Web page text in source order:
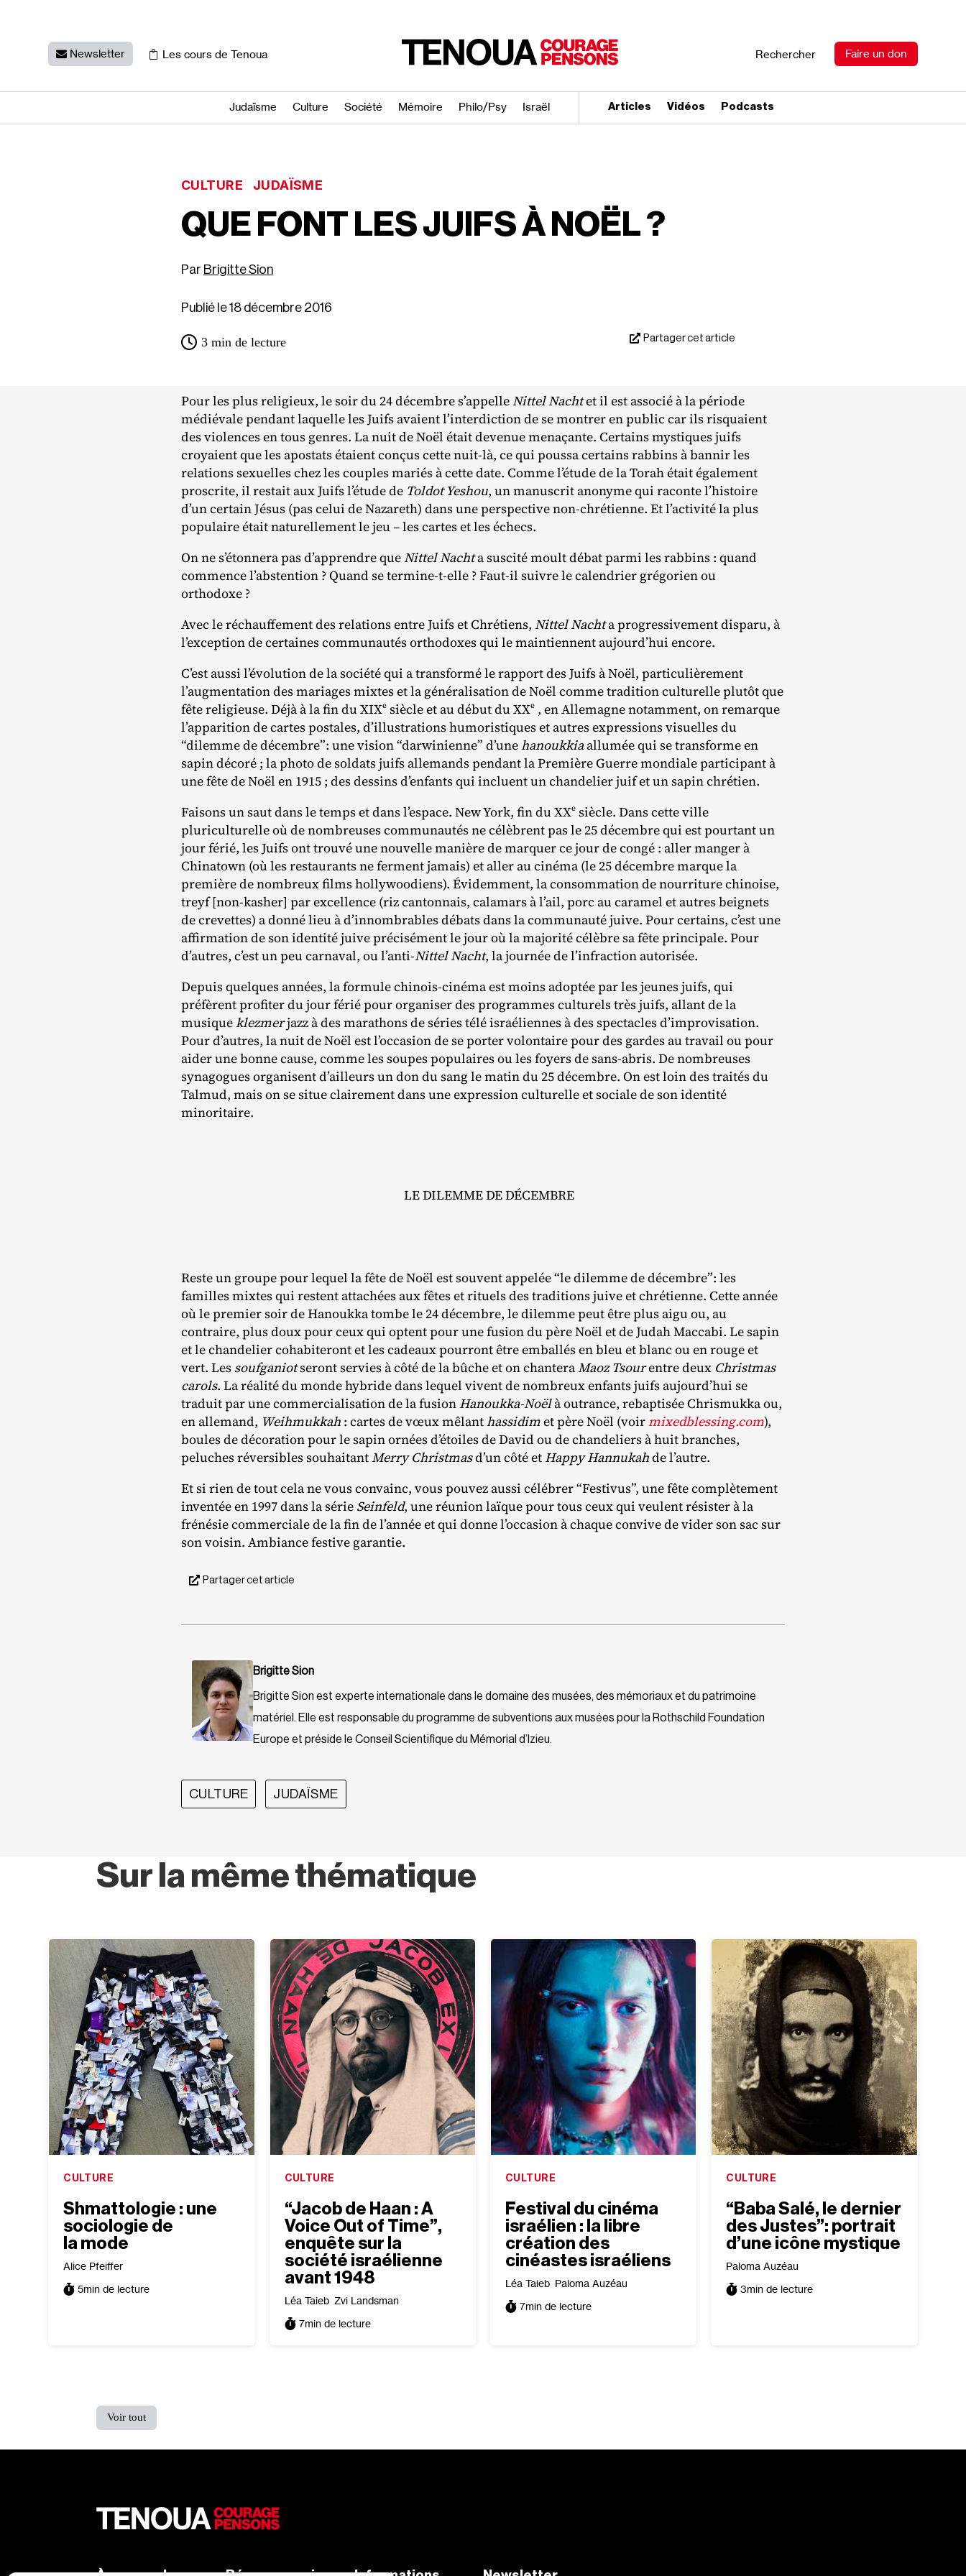
Newsletter Les cours de Tenoua Rechercher Faire un don
Judaïsme Culture Société Mémoire Philo/​Psy Israël Articles Vidéos Podcasts
CULTURE JUDAÏSME
QUE FONT LES JUIFS À NOËL ?
Brigitte Sion
Publié le 18 décembre 2016
3 min de lecture Partager cet article
Pour les plus religieux, le soir du 24 décembre s’appelleNittel Nachtet il est associé à la période
médiévale pendant laquelle les Juifs avaient l’interdiction de se montrer en public car ils risquaient
des violences en tous genres. La nuit de Noël était devenue menaçante. Certains mystiques juifs
croyaient que les apostats étaient conçus cette nuit‐​là, ce qui poussa certains rabbins à bannir les
relations sexuelles chez les couples mariés à cette date. Comme l’étude de la Torah était également
proscrite, il restait aux Juifs l’étude de Toldot Yeshou, un manuscrit anonyme qui raconte l’histoire
d’un certain Jésus (pas celui de Nazareth) dans une perspective non‐​chrétienne. Et l’activité la plus
populaire était naturellement le jeu – les cartes et les échecs.
On ne s’étonnera pas d’apprendre queNittel Nachta suscité moult débat parmi les rabbins : quand
commence l’abstention ? Quand se termine‐​t‐​elle ? Faut‐​il suivre le calendrier grégorien ou
orthodoxe ?
Avec le réchauffement des relations entre Juifs et Chrétiens, Nittel Nachta progressivement disparu, à
l’exception de certaines communautés orthodoxes qui le maintiennent aujourd’hui encore.
C’est aussi l’évolution de la société qui a transformé le rapport des Juifs à Noël, particulièrement
l’augmentation des mariages mixtes et la généralisation de Noël comme tradition culturelle plutôt que
fête religieuse. Déjà à la fin du XIXe siècle et au début du XXe , en Allemagne notamment, on remarque
l’apparition de cartes postales, d’illustrations humoristiques et autres expressions visuelles du
“dilemme de décembre”: une vision “darwinienne” d’unehanoukkiaallumée qui se transforme en
sapin décoré ; la photo de soldats juifs allemands pendant la Première Guerre mondiale participant à
une fête de Noël en 1915 ; des dessins d’enfants qui incluent un chandelier juif et un sapin chrétien.
Faisons un saut dans le temps et dans l’espace. New York, fin du XXe siècle. Dans cette ville
pluriculturelle où de nombreuses communautés ne célèbrent pas le 25 décembre qui est pourtant un
jour férié, les Juifs ont trouvé une nouvelle manière de marquer ce jour de congé : aller manger à
Chinatown (où les restaurants ne ferment jamais) et aller au cinéma (le 25 décembre marque la
première de nombreux films hollywoodiens). Évidemment, la consommation de nourriture chinoise,
treyf [non‐​kasher] par excellence (riz cantonnais, calamars à l’ail, porc au caramel et autres beignets
de crevettes) a donné lieu à d’innombrables débats dans la communauté juive. Pour certains, c’est une
affirmation de son identité juive précisément le jour où la majorité célèbre sa fête principale. Pour
d’autres, c’est un peu carnaval, ou l’anti-Nittel Nacht, la journée de l’infraction autorisée.
Depuis quelques années, la formule chinois‐​cinéma est moins adoptée par les jeunes juifs, qui
préfèrent profiter du jour férié pour organiser des programmes culturels très juifs, allant de la
musiqueklezmerjazz à des marathons de séries télé israéliennes à des spectacles d’improvisation.
Pour d’autres, la nuit de Noël est l’occasion de se porter volontaire pour des gardes au travail ou pour
aider une bonne cause, comme les soupes populaires ou les foyers de sans‐​abris. De nombreuses
synagogues organisent d’ailleurs un don du sang le matin du 25 décembre. On est loin des traités du
Talmud, mais on se situe clairement dans une expression culturelle et sociale de son identité
minoritaire.
LE DILEMME DE DÉCEMBRE
Reste un groupe pour lequel la fête de Noël est souvent appelée “le dilemme de décembre”: les
familles mixtes qui restent attachées aux fêtes et rituels des traditions juive et chrétienne. Cette année
où le premier soir de Hanoukka tombe le 24 décembre, le dilemme peut être plus aigu ou, au
contraire, plus doux pour ceux qui optent pour une fusion du père Noël et de Judah Maccabi. Le sapin
et le chandelier cohabiteront et les cadeaux pourront être emballés en bleu et blanc ou en rouge et
vert. Les soufganiotseront servies à côté de la bûche et on chanteraMaoz Tsourentre deux Christmas
carols. La réalité du monde hybride dans lequel vivent de nombreux enfants juifs aujourd’hui se
traduit par une commercialisation de la fusionHanoukka-Noëlà outrance, rebaptisée Chrismukka ou,
en allemand, Weihmukkah : cartes de vœux mêlanthassidimet père Noël (voirmixedblessing.com),
boules de décoration pour le sapin ornées d’étoiles de David ou de chandeliers à huit branches,
peluches réversibles souhaitantMerry Christmasd’un côté etHappy Hannukahde l’autre.
Et si rien de tout cela ne vous convainc, vous pouvez aussi célébrer “Festivus”, une fête complètement
inventée en 1997 dans la série Seinfeld, une réunion laïque pour tous ceux qui veulent résister à la
frénésie commerciale de la fin de l’année et qui donne l’occasion à chaque convive de vider son sac sur
son voisin. Ambiance festive garantie.
Partager cet article
Brigitte Sion
Brigitte Sion est experte internationale dans le domaine des musées, des mémoriaux et du patrimoine
matériel. Elle est responsable du programme de subventions aux musées pour la Rothschild Foundation
Europe et préside le Conseil Scientifique du Mémorial d’Izieu.
CULTURE JUDAÏSME
Sur la même thématique
CULTURE
Shmattologie : une
sociologie de
la mode
Alice Pfeiffer
5min de lecture
CULTURE
“Jacob de Haan : A
Voice Out of Time”,
enquête sur la
société israélienne
avant 1948
Léa Taieb Zvi Landsman
7min de lecture
CULTURE
Festival du cinéma
israélien : la libre
création des
cinéastes israéliens
Léa Taieb Paloma Auzéau
7min de lecture
CULTURE
“Baba Salé, le dernier
des Justes”: portrait
d’une icône mystique
Paloma Auzéau
3min de lecture
Voir tout